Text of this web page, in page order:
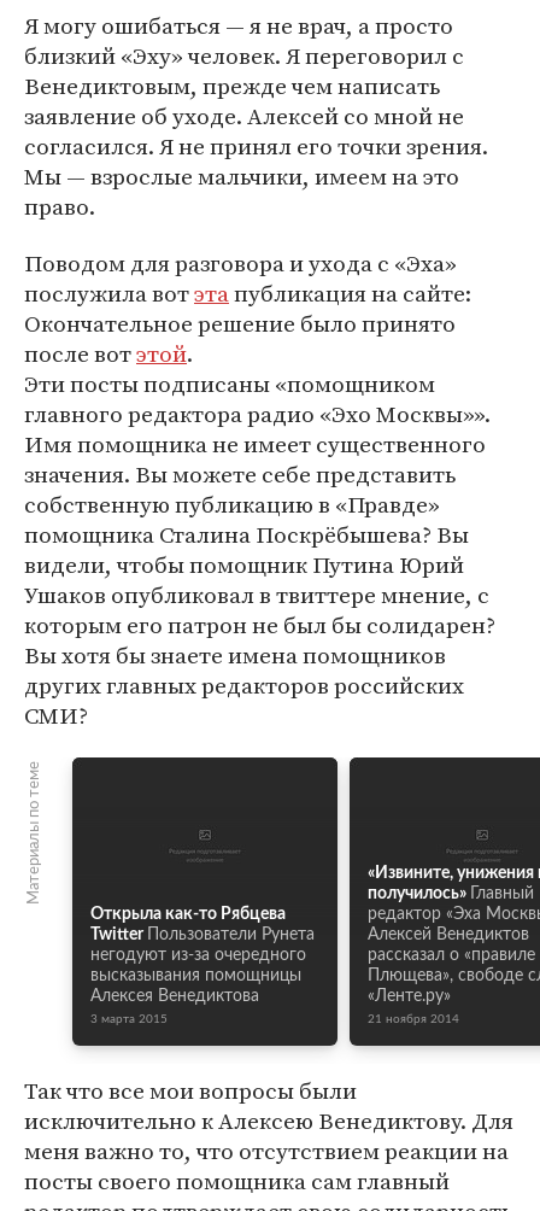
Я могу ошибаться — я не врач, а просто
близкий «Эху» человек. Я переговорил с
Венедиктовым, прежде чем написать
заявление об уходе. Алексей со мной не
согласился. Я не принял его точки зрения.
Мы — взрослые мальчики, имеем на это
право.
Поводом для разговора и ухода с «Эха»
послужила вотэтапубликация на сайте:
Окончательное решение было принято
после вотэтой.
Эти посты подписаны «помощником
главного редактора радио «Эхо Москвы»».
Имя помощника не имеет существенного
значения. Вы можете себе представить
собственную публикацию в «Правде»
помощника Сталина Поскрёбышева? Вы
видели, чтобы помощник Путина Юрий
Ушаков опубликовал в твиттере мнение, с
которым его патрон не был бы солидарен?
Вы хотя бы знаете имена помощников
других главных редакторов российских
СМИ?
Материалы по теме
Открыла как-то Рябцева
Twitter
Пользователи Рунета
негодуют из-за очередного
высказывания помощницы
Алексея Венедиктова
3 марта 2015
«Извините, унижения
получилось» Главный
редактор «Эха
Алексей Венедиктов
рассказал о «правиле
Плющева», свободе
«Ленте.ру»
21 ноября 2014
Так что все мои вопросы были
исключительно к Алексею Венедиктову. Для
меня важно то, что отсутствием реакции на
посты своего помощника сам главный